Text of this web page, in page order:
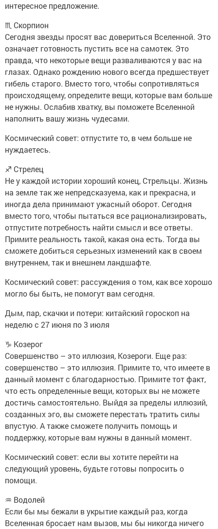
интересное предложение.
♏ Скорпион
Сегодня звезды просят вас довериться Вселенной. Это
означает готовность пустить все на самотек. Это
правда, что некоторые вещи разваливаются у вас на
глазах. Однако рождению нового всегда предшествует
гибель старого. Вместо того, чтобы сопротивляться
происходящему, определите вещи, которые вам больше
не нужны. Ослабив хватку, вы поможете Вселенной
наполнить вашу жизнь чудесами.
Космический совет: отпустите то, в чем больше не
нуждаетесь.
♐ Стрелец
Не у каждой истории хороший конец, Стрельцы. Жизнь
на земле так же непредсказуема, как и прекрасна, и
иногда дела принимают ужасный оборот. Сегодня
вместо того, чтобы пытаться все рационализировать,
отпустите потребность найти смысл и все ответы.
Примите реальность такой, какая она есть. Тогда вы
сможете добиться серьезных изменений как в своем
внутреннем, так и внешнем ландшафте.
Космический совет: рассуждения о том, как все хорошо
могло бы быть, не помогут вам сегодня.
Дым, пар, скачки и потери: китайский гороскоп на
неделю с 27 июня по 3 июля
♑ Козерог
Совершенство – это иллюзия, Козероги. Еще раз:
совершенство – это иллюзия. Примите то, что имеете в
данный момент с благодарностью. Примите тот факт,
что есть определенные вещи, которых вы не можете
достичь самостоятельно. Выйдя за пределы иллюзий,
созданных эго, вы сможете перестать тратить силы
впустую. А также сможете получить помощь и
поддержку, которые вам нужны в данный момент.
Космический совет: если вы хотите перейти на
следующий уровень, будьте готовы попросить о
помощи.
♒ Водолей
Если бы мы бежали в укрытие каждый раз, когда
Вселенная бросает нам вызов, мы бы никогда ничего